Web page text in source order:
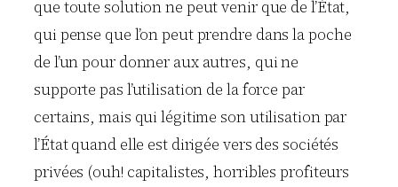
que toute solution ne peut venir que de l’État,
qui pense que l’on peut prendre dans la poche
de l’un pour donner aux autres, qui ne
supporte pas l’utilisation de la force par
certains, mais qui légitime son utilisation par
l’État quand elle est dirigée vers des sociétés
privées (ouh! capitalistes, horribles profiteurs